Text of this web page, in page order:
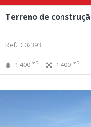
Terreno de
Ref.: C02393
1 400 m2 1 400 m2